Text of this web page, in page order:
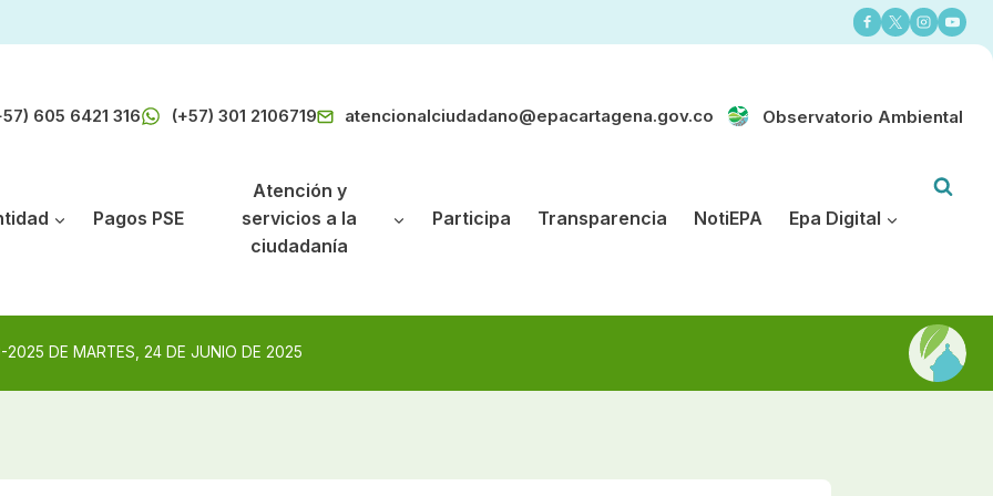
605 6421 316 (+57) 301 2106719 atencionalciudadano@epacartagena.gov.co Observatorio Ambiental
Pagos PSE
Atención y
servicios a la
ciudadanía
Participa Transparencia NotiEPA Epa Digital
2025 DE MARTES, 24 DE JUNIO DE 2025